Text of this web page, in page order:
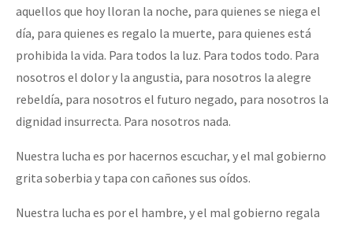
aquellos que hoy lloran la noche, para quienes se niega el
día, para quienes es regalo la muerte, para quienes está
prohibida la vida. Para todos la luz. Para todos todo. Para
nosotros el dolor y la angustia, para nosotros la alegre
rebeldía, para nosotros el futuro negado, para nosotros la
dignidad insurrecta. Para nosotros nada.
Nuestra lucha es por hacernos escuchar, y el mal gobierno
grita soberbia y tapa con cañones sus oídos.
Nuestra lucha es por el hambre, y el mal gobierno regala